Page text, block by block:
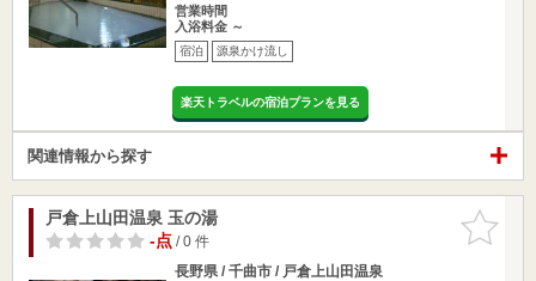
営業時間
入浴料金 ～
宿泊 源泉かけ流し
楽天トラベルの宿泊プランを見る
関連情報から探す
お気に入
りに追加
戸倉上山田温泉 玉の湯
-点/ 0 件
長野県 / 千曲市 / 戸倉上山田温泉